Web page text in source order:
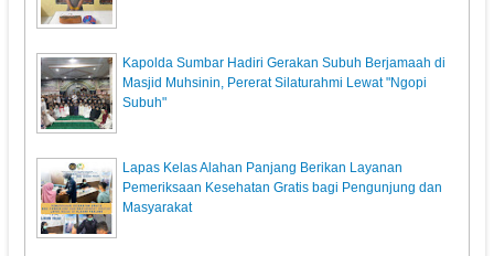
Kapolda Sumbar Hadiri Gerakan Subuh Berjamaah di
Masjid Muhsinin, Pererat Silaturahmi Lewat "Ngopi
Subuh"
Lapas Kelas Alahan Panjang Berikan Layanan
Pemeriksaan Kesehatan Gratis bagi Pengunjung dan
Masyarakat